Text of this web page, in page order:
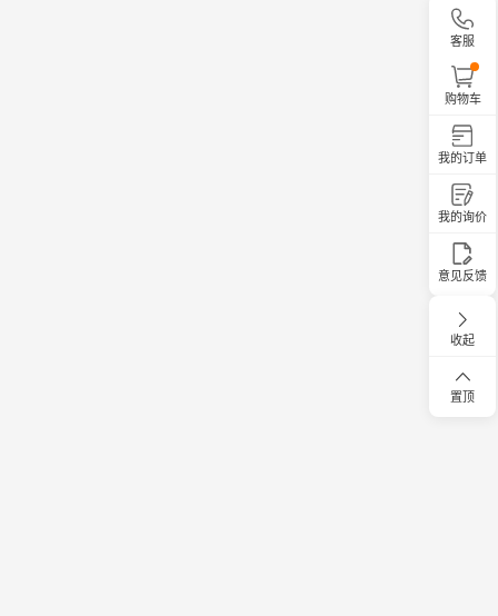
客服
购物车
我的订单
我的询价
意见反馈
收起
置顶